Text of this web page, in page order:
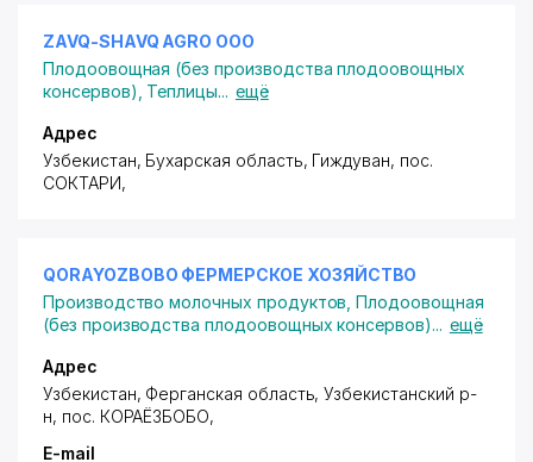
ZAVQ-SHAVQ AGRO ООО
Плодоовощная (без производства плодоовощных
консервов) Теплицы... ещё
Адрес
Узбекистан, Бухарская область, Гиждуван, пос.
СОКТАРИ,
QORAYOZBOBO ФЕРМЕРСКОЕ ХОЗЯЙСТВО
Производство молочных продуктов ,Плодоовощная
(без производства плодоовощных консервов)... ещё
Адрес
Узбекистан, Ферганская область, Узбекистанский р-
н, пос. КОРАЁЗБОБО,
E-mail